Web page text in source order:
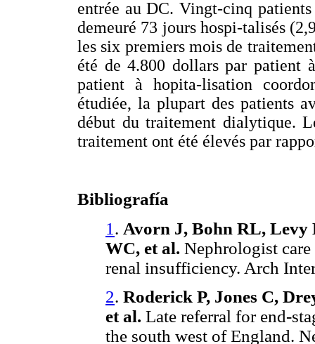
entrée au DC. Vingt-cinq
demeuré 73 jours hospi-talisés
les six premiers mois de
été de 4.800 dollars par patient
patient à hopita-lisation
étudiée, la plupart des patients
début du traitement dialytique.
traitement ont été élevés par
Bibliografía
1 . Avorn J, Bohn RL, Levy
WC, et al. Nephrologist
renal insufficiency. Arch
2. Roderick P, Jones C,
et al. Late referral for end-
the south west of England.